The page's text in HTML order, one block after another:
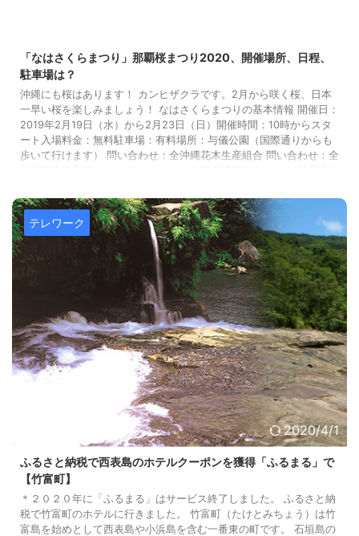
「なはさくらまつり」那覇桜まつり2020、開催場所、日程、
駐車場は？
沖縄にも桜はあります！ カンヒザクラです。2月から咲く桜、日本
一早い桜を楽しみましょう！ なはさくらまつりの基本情報 開催日：
2019年2月19日（水）から2月23日（日）開催時間：10時からスタ
ート入場料金：無料駐車場：有料場所：与儀公園（国際通りからも
歩いて行けます） 問い合わせ：全沖縄花木生産組合 問い合わせ：全
旬に桜を楽しめます。 場所も那覇の中心で、国際通りから歩いてい
け ...テレワーク
2020/4/1
ふるさと納税で西表島のホテルクーポンを獲得「ふるまる」で
【竹富町】
＊２０２０年に「ふるまる」はサービス終了しました。 ふるさと納
税で竹富町のホテルに行きました。 竹富町（たけとみちょう）は竹
富島を始めとして西表島や小浜島を含む一番東の町です。 石垣島の